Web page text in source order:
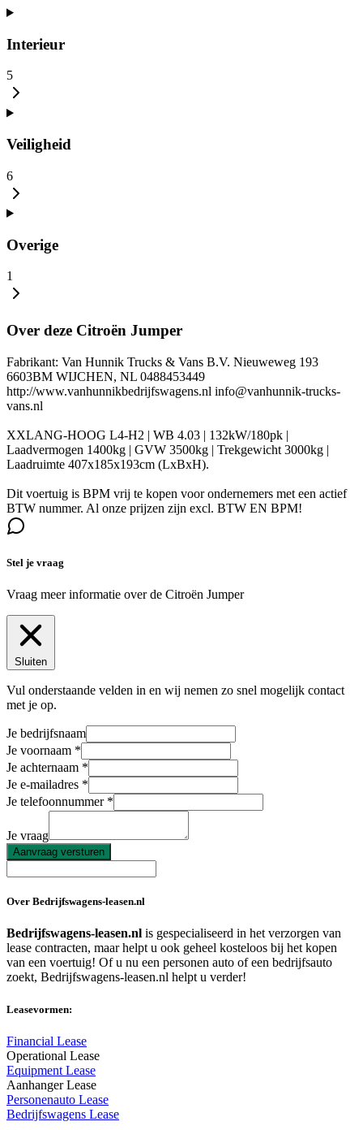
Interieur
5
Veiligheid
6
Overige
1
Over deze Citroën Jumper
Fabrikant: Van Hunnik Trucks & Vans B.V. Nieuweweg 193
6603BM WIJCHEN, NL 0488453449
http://www.vanhunnikbedrijfswagens.nl info@vanhunnik-trucks-
vans.nl
XXLANG-HOOG L4-H2 | WB 4.03 | 132kW/180pk |
Laadvermogen 1400kg | GVW 3500kg | Trekgewicht 3000kg |
Laadruimte 407x185x193cm (LxBxH).
Dit voertuig is BPM vrij te kopen voor ondernemers met een actief
BTW nummer. Al onze prijzen zijn excl. BTW EN BPM!
Stel je vraag
Vraag meer informatie over de Citroën Jumper
Sluiten
Vul onderstaande velden in en wij nemen zo snel mogelijk contact
met je op.
Je bedrijfsnaam
Je voornaam
Je achternaam
Je e-mailadres
Je telefoonnummer
Je vraag
Aanvraag versturen
Over Bedrijfswagens-leasen.nl
Bedrijfswagens-leasen.nl is gespecialiseerd in het verzorgen van
lease contracten, maar helpt u ook geheel kosteloos bij het kopen
van een voertuig! Of u nu een personen auto of een bedrijfsauto
zoekt, Bedrijfswagens-leasen.nl helpt u verder!
Leasevormen:
Financial Lease
Operational Lease
Equipment Lease
Aanhanger Lease
Personenauto Lease
Bedrijfswagens Lease